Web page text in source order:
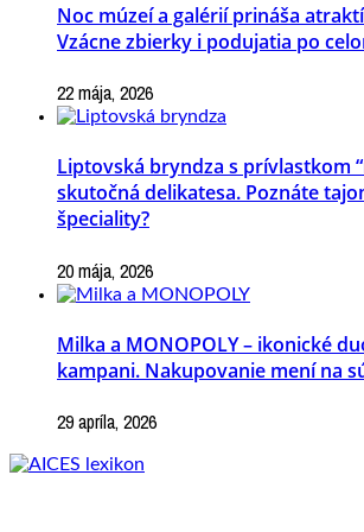
Noc múzeí a galérií prináša
Vzácne zbierky i podujatia po
22 mája, 2026
Liptovská bryndza s prívlastkom
skutočná delikatesa. Poznáte
špeciality?
20 mája, 2026
Milka a MONOPOLY – ikonické
kampani. Nakupovanie mení na
29 apríla, 2026